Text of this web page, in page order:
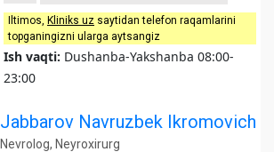
Iltimos, Kliniks uz saytidan telefon raqamlarini
topganingizni ularga aytsangiz
Ish vaqti: Dushanba-Yakshanba 08:00-
23:00
Jabbarov Navruzbek Ikromovich
Nevrolog, Neyroxirurg